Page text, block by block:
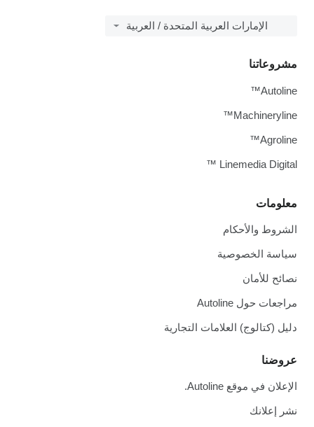
الإمارات العربية المتحدة / العربية
معلومات
الشروط والأحكام
سياسة الخصوصية
نصائح للأمان
مراجعات حول Autoline
دليل (كتالوج) العلامات التجارية
عروضنا
الإعلان في موقع Autoline.
نشر إعلانك
مشروعاتنا
Autoline™
Machineryline™
Agroline™
Linemedia Digital ™